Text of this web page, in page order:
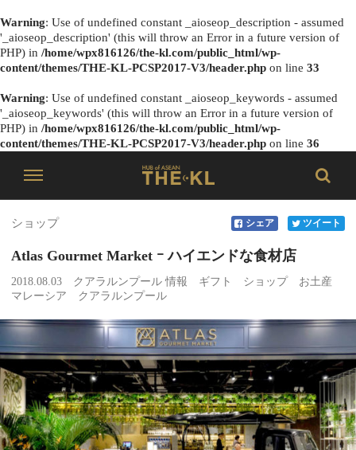
Warning: Use of undefined constant _aioseop_description - assumed
'_aioseop_description' (this will throw an Error in a future version of
PHP) in /home/wpx816126/the-kl.com/public_html/wp-
content/themes/THE-KL-PCSP2017-V3/header.php on line 33
Warning: Use of undefined constant _aioseop_keywords - assumed
'_aioseop_keywords' (this will throw an Error in a future version of
PHP) in /home/wpx816126/the-kl.com/public_html/wp-
content/themes/THE-KL-PCSP2017-V3/header.php on line 36
ショップ シェア ツイート
Atlas Gourmet Market ｰ ハイエンドな食材店
2018.08.03 クアラルンプール 情報 ギフト ショップ
お土産
マレーシア
クアラルンプール